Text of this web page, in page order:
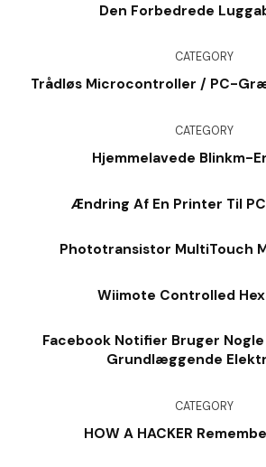
Den Forbedrede
CATEGORY
Trådløs Microcontroller / PC-
CATEGORY
Hjemmelavede Blinkm-
Ændring Af En Printer Til
Phototransistor MultiTouch
Wiimote Controlled
Facebook Notifier Bruger
Grundlæggende
CATEGORY
HOW A HACKER